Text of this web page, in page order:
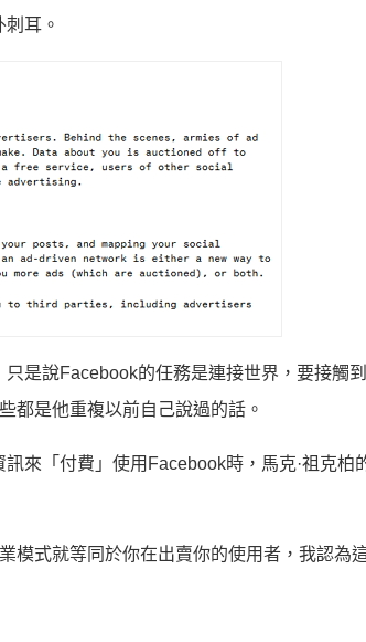
耳。
只是說Facebook的任務是連接世界，要接觸
都是他重複以前自己說過的話。
來「付費」使用Facebook時，馬克·祖克柏
模式就等同於你在出賣你的使用者，我認為